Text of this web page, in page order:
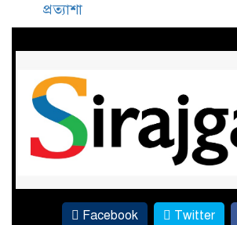
গ্যাস-বিদ্যুতের মূল্য
খেতে পোকার
বাম্পার ফলনের
প্রত্যাশা
Facebook
Twitter